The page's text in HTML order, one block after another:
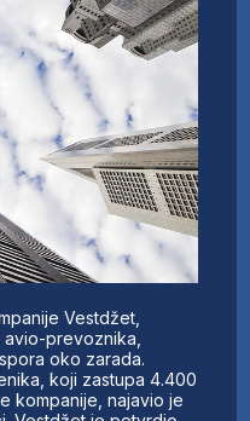
Vestdžet,
prevoznika,
oko zarada.
koji zastupa 4.400
kompanije, najavio je